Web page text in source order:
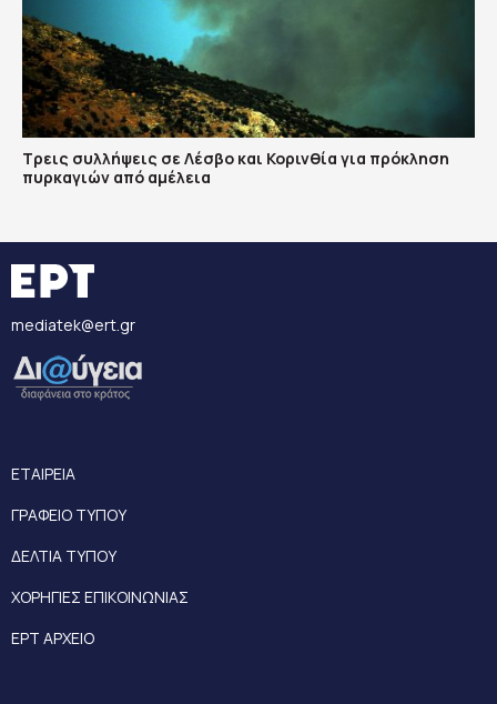
Τρεις συλλήψεις σε Λέσβο και Κορινθία για πρόκληση
πυρκαγιών από αμέλεια
mediatek@ert.gr
ΕΤΑΙΡΕΙΑ
ΓΡΑΦΕΙΟ ΤΥΠΟΥ
ΔΕΛΤΙΑ ΤΥΠΟΥ
ΧΟΡΗΓΙΕΣ ΕΠΙΚΟΙΝΩΝΙΑΣ
ΕΡΤ ΑΡΧΕΙΟ